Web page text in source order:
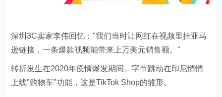
深圳3C卖家李伟回忆："我们当时让网红在视频里挂亚马
逊链接，一条爆款视频能带来上万美元销售额。"
转折发生在2020年疫情爆发期间。字节跳动在印尼悄悄
上线"购物车"功能，这是TikTok Shop的雏形。